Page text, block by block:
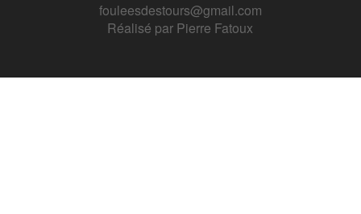
fouleesdestours@gmail.com
Réalisé par Pierre Fatoux